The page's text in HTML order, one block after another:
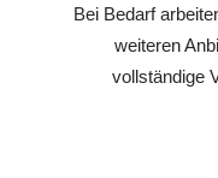
Bei Bedarf
weiteren
vollständige